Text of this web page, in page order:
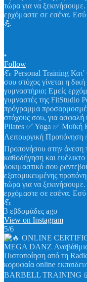
•
Follow
💪 Personal Training
σου στόχος γίνεται η
γυμναστήριο; Εμείς
γυμναστές της FitStudio
πρόγραμμα
στόχους σου, για ασφαλή
Pilates ✅ Yoga ✅
Λειτουργική
Προπονήσου στην άνεση
καθοδήγηση και
δοκιμαστικό σου
εξατομικευμένης
τώρα για να
ερχόμαστε σε εσένα. Εσύ
💪
3 εβδομάδες ago
View on Instagram |
5/6